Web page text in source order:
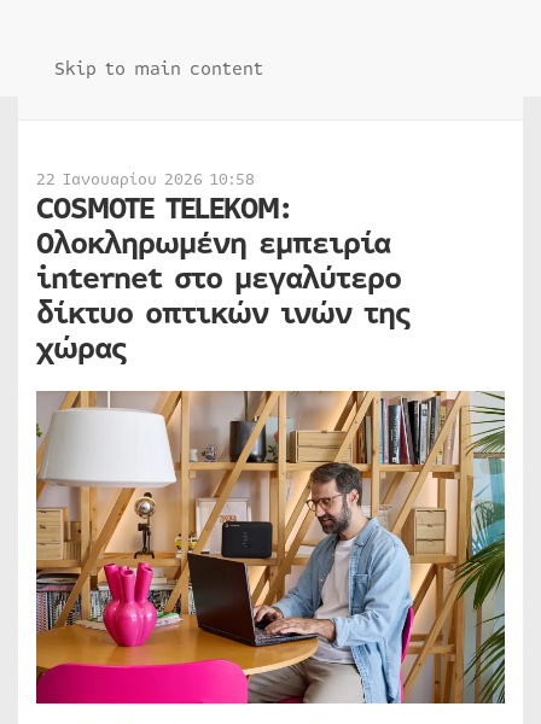
Skip to main content
22 Ιανουαρίου 2026 10:58
COSMOTE TELEKOM:
Ολοκληρωμένη εμπειρία
internet στο μεγαλύτερο
δίκτυο οπτικών ινών της
χώρας